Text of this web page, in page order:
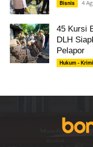
Bisnis 4
45 Kursi
DLH
Pelapor
Hukum -